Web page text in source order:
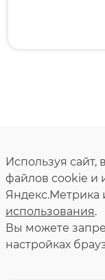
Используя сайт,
файлов cookie и
Яндекс.Метрика
использования.
Вы можете
настройках